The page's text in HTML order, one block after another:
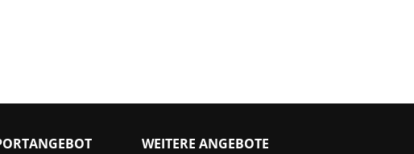
WEITERE ANGEBOTE